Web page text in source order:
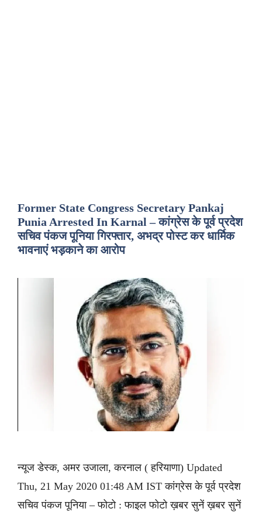
Former State Congress Secretary Pankaj
Punia Arrested In Karnal – कांग्रेस के पूर्व प्रदेश
सचिव पंकज पूनिया गिरफ्तार, अभद्र पोस्ट कर धार्मिक
भावनाएं भड़काने का आरोप
न्यूज डेस्क, अमर उजाला, करनाल ( हरियाणा) Updated
Thu, 21 May 2020 01:48 AM IST कांग्रेस के पूर्व प्रदेश
सचिव पंकज पूनिया – फोटो : फाइल फोटो ख़बर सुनें ख़बर सुनें